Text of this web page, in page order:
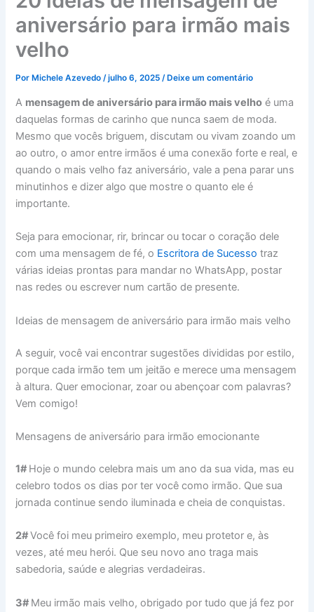
aniversário para irmão mais
velho
PorMichele Azevedo /julho 6, 2025 /Deixe um comentário
A mensagem de aniversário para irmão mais velho é uma
daquelas formas de carinho que nunca saem de moda.
Mesmo que vocês briguem, discutam ou vivam zoando um
ao outro, o amor entre irmãos é uma conexão forte e real, e
quando o mais velho faz aniversário, vale a pena parar uns
minutinhos e dizer algo que mostre o quanto ele é
importante.
Seja para emocionar, rir, brincar ou tocar o coração dele
com uma mensagem de fé, o Escritora de Sucesso traz
várias ideias prontas para mandar no WhatsApp, postar
nas redes ou escrever num cartão de presente.
Ideias de mensagem de aniversário para irmão mais velho
A seguir, você vai encontrar sugestões divididas por estilo,
porque cada irmão tem um jeitão e merece uma mensagem
à altura. Quer emocionar, zoar ou abençoar com palavras?
Vem comigo!
Mensagens de aniversário para irmão emocionante
1#Hoje o mundo celebra mais um ano da sua vida, mas eu
celebro todos os dias por ter você como irmão. Que sua
jornada continue sendo iluminada e cheia de conquistas.
2#Você foi meu primeiro exemplo, meu protetor e, às
vezes, até meu herói. Que seu novo ano traga mais
sabedoria, saúde e alegrias verdadeiras.
3#Meu irmão mais velho, obrigado por tudo que já fez por